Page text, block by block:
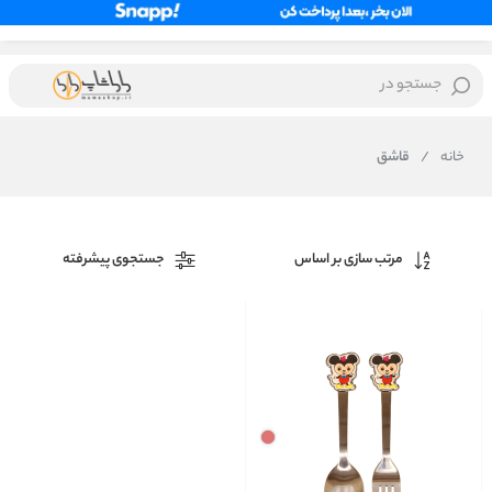
جستجو در
خانه / قاشق
مرتب سازی بر اساس جستجوی پیشرفته